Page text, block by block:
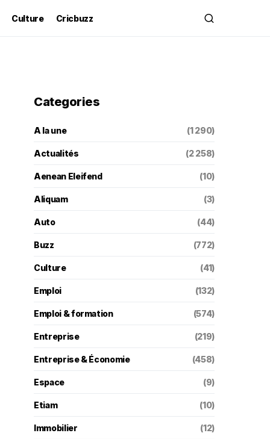
Culture Cricbuzz
Categories
A la une (1 290)
Actualités (2 258)
Aenean Eleifend (10)
Aliquam (3)
Auto (44)
Buzz (772)
Culture (41)
Emploi (132)
Emploi & formation (574)
Entreprise (219)
Entreprise & Économie (458)
Espace (9)
Etiam (10)
Immobilier (12)